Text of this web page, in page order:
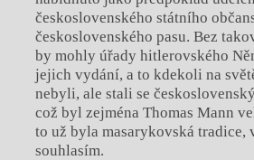
československého státního
československého pasu. Bez
by mohly úřady hitlerovského
jejich vydání, a to kdekoli na
nebyli, ale stali se
což byl zejména Thomas Mann
to už byla masarykovská tradice,
souhlasím.